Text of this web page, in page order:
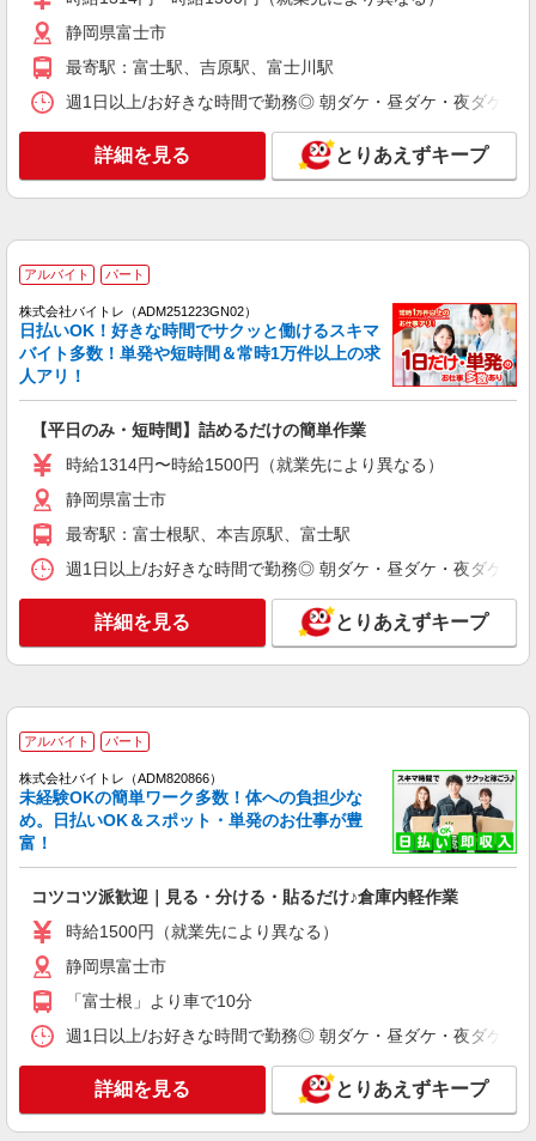
アルバイト パート
株式会社バイトレ（ADM815736）
【接客なし】静かな職場で集中◎検品・箱詰め
時給1300円（就業先により異なる）
キープ 詳細を見る
株式会社日東フルライン
朝だけの倉庫内ピッキング作業
時給1,300円〜
静岡県富士市天間591-1
キープ
アルバイト パート
株式会社バイトレ（ADM815739）
久しぶりのお仕事に｜座ってできるモクモク軽
作業
時給1300円（就業先により異なる）
静岡県富士市
正社員
株式会社テクノ・サービス マニュファクチャリング【静岡県】
作など）
月給192000〜242000円（スキル・経験を考
静岡県富士市 （他にも静岡県内に多数あり）
※勤務地はご希望を考慮の上、ご自宅を中心に通
勤時間120分圏内のエリアとなります。（転勤な
し）
キープ
正社員
日研トータルソーシング株式会社（お仕事No.NS0571）
トランスミッションの加工・組立スタッフ
月給255000円 別途交通費支給 ＜月収＞
335000円以上可 月給255000円＋残業1960円×20H
静岡県富士市
静岡県富士市
最寄駅：富士駅、吉原駅、富士川駅
週1日以上/お好きな時間で勤務◎ 朝ダケ・昼ダケ・夜ダケ・
詳細を見る とりあえずキープ
アルバイト パート
株式会社バイトレ（ADM251223GN02）
日払いOK！好きな時間でサクッと働けるスキマ
バイト多数！単発や短時間＆常時1万件以上の求
人アリ！
【平日のみ・短時間】詰めるだけの簡単作業
時給1314円〜時給1500円（就業先により異なる）
静岡県富士市
最寄駅：富士根駅、本吉原駅、富士駅
週1日以上/お好きな時間で勤務◎ 朝ダケ・昼ダケ・夜ダケ・
詳細を見る とりあえずキープ
アルバイト パート
株式会社バイトレ（ADM820866）
未経験OKの簡単ワーク多数！体への負担少な
め。日払いOK＆スポット・単発のお仕事が豊
富！
コツコツ派歓迎｜見る・分ける・貼るだけ♪倉庫内軽作業
時給1500円（就業先により異なる）
静岡県富士市
「富士根」より車で10分
週1日以上/お好きな時間で勤務◎ 朝ダケ・昼ダケ・夜ダケ・
詳細を見る とりあえずキープ